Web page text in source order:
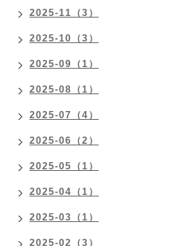
2025-11（3）
2025-10（3）
2025-09（1）
2025-08（1）
2025-07（4）
2025-06（2）
2025-05（1）
2025-04（1）
2025-03（1）
2025-02（3）